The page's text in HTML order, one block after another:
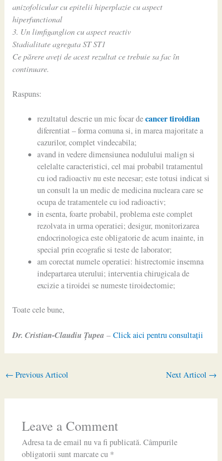
anizofolicular cu epitelii hiperplazie cu aspect
hiperfunctional
3. Un limfiganglion cu aspect reactiv
Stadialitate agregata ST ST1
Ce părere aveți de acest rezultat ce trebuie sa fac în
continuare.
Raspuns:
rezultatul descrie un mic focar decancer tiroidian
diferentiat – forma comuna si, in marea majoritate a
cazurilor, complet vindecabila;
avand in vedere dimensiunea nodulului malign si
celelalte caracteristici, cel mai probabil tratamentul
cu iod radioactiv nu este necesar; este totusi indicat si
un consult la un medic de medicina nucleara care se
ocupa de tratamentele cu iod radioactiv;
in esenta, foarte probabil, problema este complet
rezolvata in urma operatiei; desigur, monitorizarea
endocrinologica este obligatorie de acum inainte, in
special prin ecografie si teste de laborator;
am corectat numele operatiei: histrectomie insemna
indepartarea uterului; interventia chirugicala de
excizie a tiroidei se numeste tiroidectomie;
Toate cele bune,
Dr. Cristian-Claudiu Ţupea –Click aici pentru consultaţii
← Previous Articol Next Articol →
Leave a Comment
Adresa ta de email nu va fi publicată. Câmpurile
obligatorii sunt marcate cu *